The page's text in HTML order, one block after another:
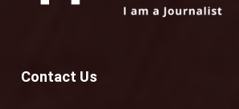
Contact Us